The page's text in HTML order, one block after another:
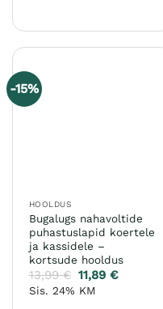
-15%
HOOLDUS
Bugalugs nahavoltide
puhastuslapid koertele
ja kassidele –
kortsude hooldus
13,99€ 11,89€
Sis. 24% KM